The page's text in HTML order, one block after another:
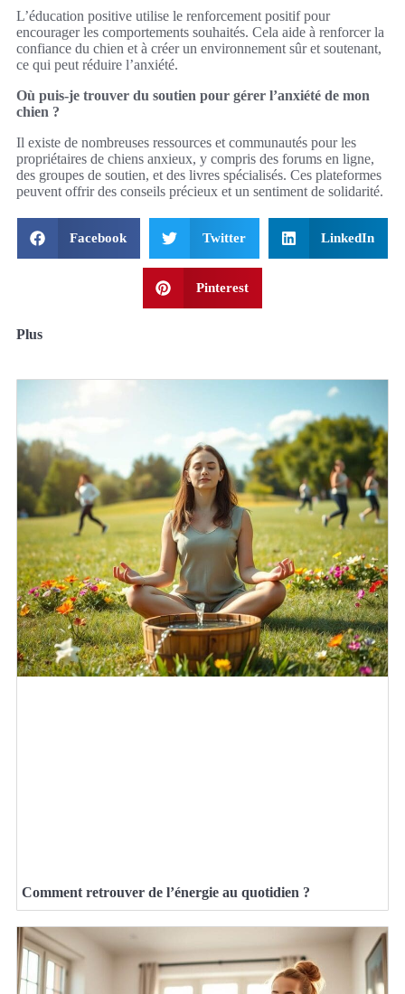
L’éducation positive utilise le renforcement positif pour
encourager les comportements souhaités. Cela aide à renforcer la
confiance du chien et à créer un environnement sûr et soutenant,
ce qui peut réduire l’anxiété.
Où puis-je trouver du soutien pour gérer l’anxiété de mon
chien ?
Il existe de nombreuses ressources et communautés pour les
propriétaires de chiens anxieux, y compris des forums en ligne,
des groupes de soutien, et des livres spécialisés. Ces plateformes
peuvent offrir des conseils précieux et un sentiment de solidarité.
Facebook Twitter LinkedIn
Pinterest
Plus
Comment retrouver de l’énergie au quotidien ?